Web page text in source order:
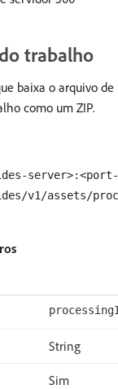
trabalho
baixa o arquivo
como um ZIP.
server>:<port-
v1/assets/
String
Sim